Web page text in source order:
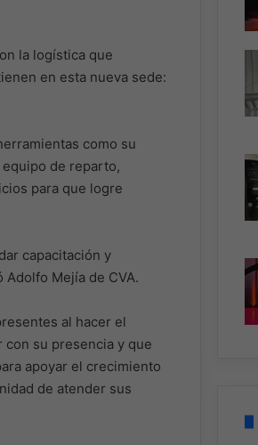
la logística que
en esta nueva sede:
como su
de reparto,
para que logre
capacitación y
Mejía de CVA.
al hacer el
su presencia y que
apoyar el crecimiento
de atender sus